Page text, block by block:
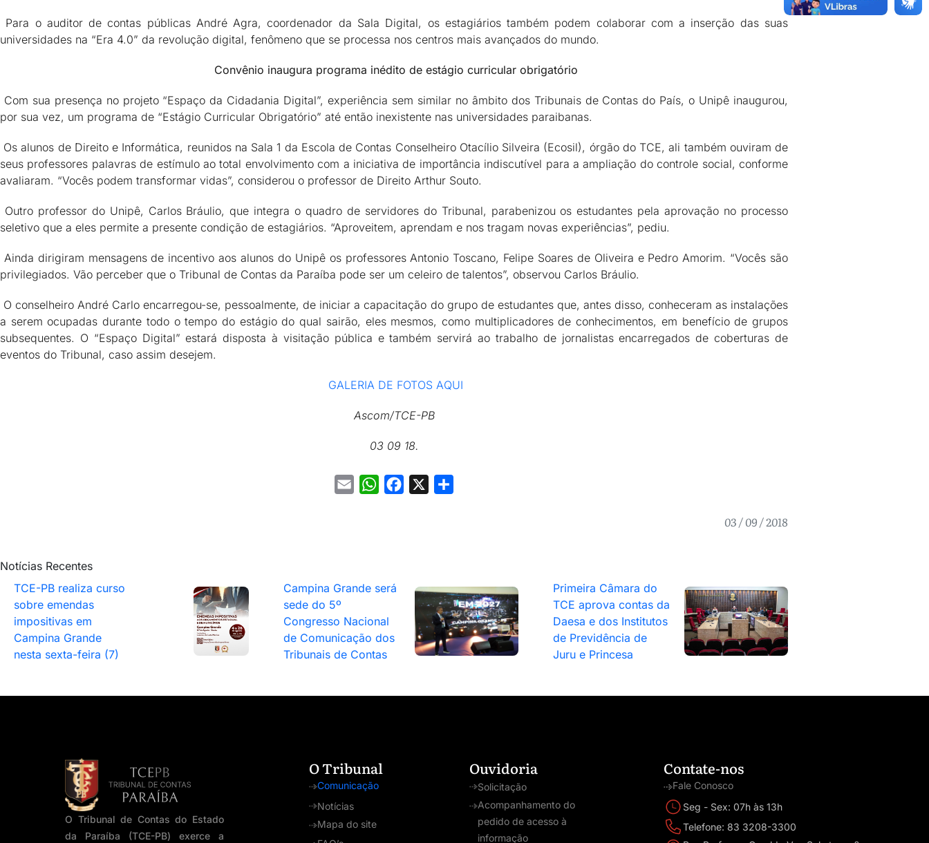
Para o auditor de contas públicas André Agra, coordenador da Sala Digital, os estagiários também podem colaborar com a inserção das suas
universidades na “Era 4.0” da revolução digital, fenômeno que se processa nos centros mais avançados do mundo.
Convênio inaugura programa inédito de estágio curricular obrigatório
Com sua presença no projeto “Espaço da Cidadania Digital”, experiência sem similar no âmbito dos Tribunais de Contas do País, o Unipê inaugurou,
por sua vez, um programa de “Estágio Curricular Obrigatório” até então inexistente nas universidades paraibanas.
Os alunos de Direito e Informática, reunidos na Sala 1 da Escola de Contas Conselheiro Otacílio Silveira (Ecosil), órgão do TCE, ali também ouviram de
seus professores palavras de estímulo ao total envolvimento com a iniciativa de importância indiscutível para a ampliação do controle social, conforme
avaliaram. “Vocês podem transformar vidas”, considerou o professor de Direito Arthur Souto.
Outro professor do Unipê, Carlos Bráulio, que integra o quadro de servidores do Tribunal, parabenizou os estudantes pela aprovação no processo
seletivo que a eles permite a presente condição de estagiários. “Aproveitem, aprendam e nos tragam novas experiências”, pediu.
Ainda dirigiram mensagens de incentivo aos alunos do Unipê os professores Antonio Toscano, Felipe Soares de Oliveira e Pedro Amorim. “Vocês são
privilegiados. Vão perceber que o Tribunal de Contas da Paraíba pode ser um celeiro de talentos”, observou Carlos Bráulio.
O conselheiro André Carlo encarregou-se, pessoalmente, de iniciar a capacitação do grupo de estudantes que, antes disso, conheceram as instalações
a serem ocupadas durante todo o tempo do estágio do qual sairão, eles mesmos, como multiplicadores de conhecimentos, em benefício de grupos
subsequentes. O “Espaço Digital” estará disposta à visitação pública e também servirá ao trabalho de jornalistas encarregados de coberturas de
eventos do Tribunal, caso assim desejem.
GALERIA DE FOTOS AQUI
Ascom/TCE-PB
03 09 18.
Email WhatsAppFacebook
03 / 09 / 2018
Notícias Recentes
TCE-PB realiza curso
sobre emendas
impositivas em
Campina Grande
nesta sexta-feira (7)
Campina Grande será
sede do 5º
Congresso Nacional
de Comunicação dos
Tribunais de Contas
Primeira Câmara do
TCE aprova contas da
Daesa e dos Institutos
de Previdência de
Juru e Princesa
O Tribunal de Contas do Estado
da Paraíba (TCE-PB) exerce a
O Tribunal
Comunicação
Notícias
Mapa do site
Ouvidoria
Solicitação
Acompanhamento do
pedido de acesso à
informação
Contate-nos
Fale Conosco
Seg - Sex: 07h às 13h
Telefone: 83 3208-3300